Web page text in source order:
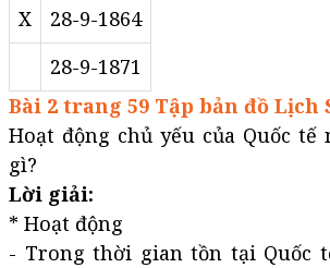
X
28-9-1864
28-9-1871
Bài 2 trang 59 Tập bản đồ Lịch
Hoạt động chủ yếu của Quốc
gì?
Lời giải:
* Hoạt động
- Trong thời gian tồn tại Quốc